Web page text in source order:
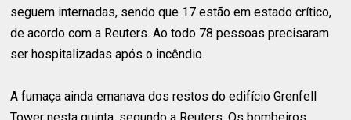
seguem internadas, sendo que 17 estão em estado crítico,
de acordo com a Reuters. Ao todo 78 pessoas precisaram
ser hospitalizadas após o incêndio.
A fumaça ainda emanava dos restos do edifício Grenfell